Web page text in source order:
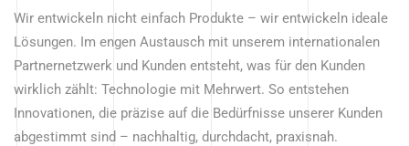
Wir entwickeln nicht einfach Produkte – wir entwickeln ideale
Lösungen. Im engen Austausch mit unserem internationalen
Partnernetzwerk und Kunden entsteht, was für den Kunden
wirklich zählt: Technologie mit Mehrwert. So entstehen
Innovationen, die präzise auf die Bedürfnisse unserer Kunden
abgestimmt sind – nachhaltig, durchdacht, praxisnah.